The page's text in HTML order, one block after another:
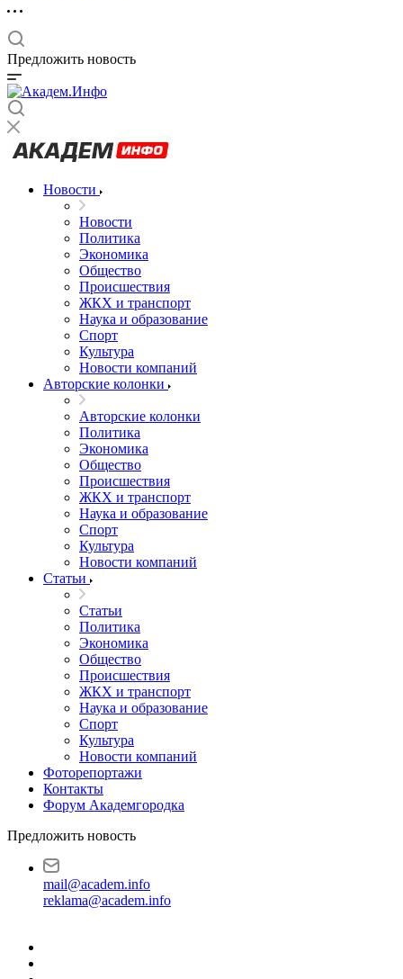
Предложить новость
Новости
Новости
Политика
Экономика
Общество
Происшествия
ЖКХ и транспорт
Наука и образование
Спорт
Культура
Новости компаний
Авторские колонки
Авторские колонки
Политика
Экономика
Общество
Происшествия
ЖКХ и транспорт
Наука и образование
Спорт
Культура
Новости компаний
Статьи
Статьи
Политика
Экономика
Общество
Происшествия
ЖКХ и транспорт
Наука и образование
Спорт
Культура
Новости компаний
Фоторепортажи
Контакты
Форум Академгородка
Предложить новость
mail@academ.info
reklama@academ.info